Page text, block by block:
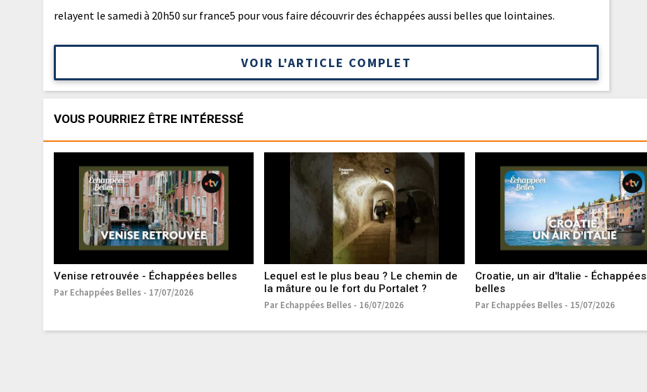
relayent le samedi à 20h50 sur france5 pour vous faire découvrir des échappées aussi belles que lointaines.
VOIR L'ARTICLE COMPLET
VOUS POURRIEZ ÊTRE INTÉRESSÉ
Venise retrouvée - Échappées belles
Par Echappées Belles - 17/07/2026
Lequel est le plus beau ? Le chemin de
la mâture ou le fort du Portalet ?
Par Echappées Belles - 16/07/2026
Croatie, un air d'Italie - Échappées
belles
Par Echappées Belles - 15/07/2026